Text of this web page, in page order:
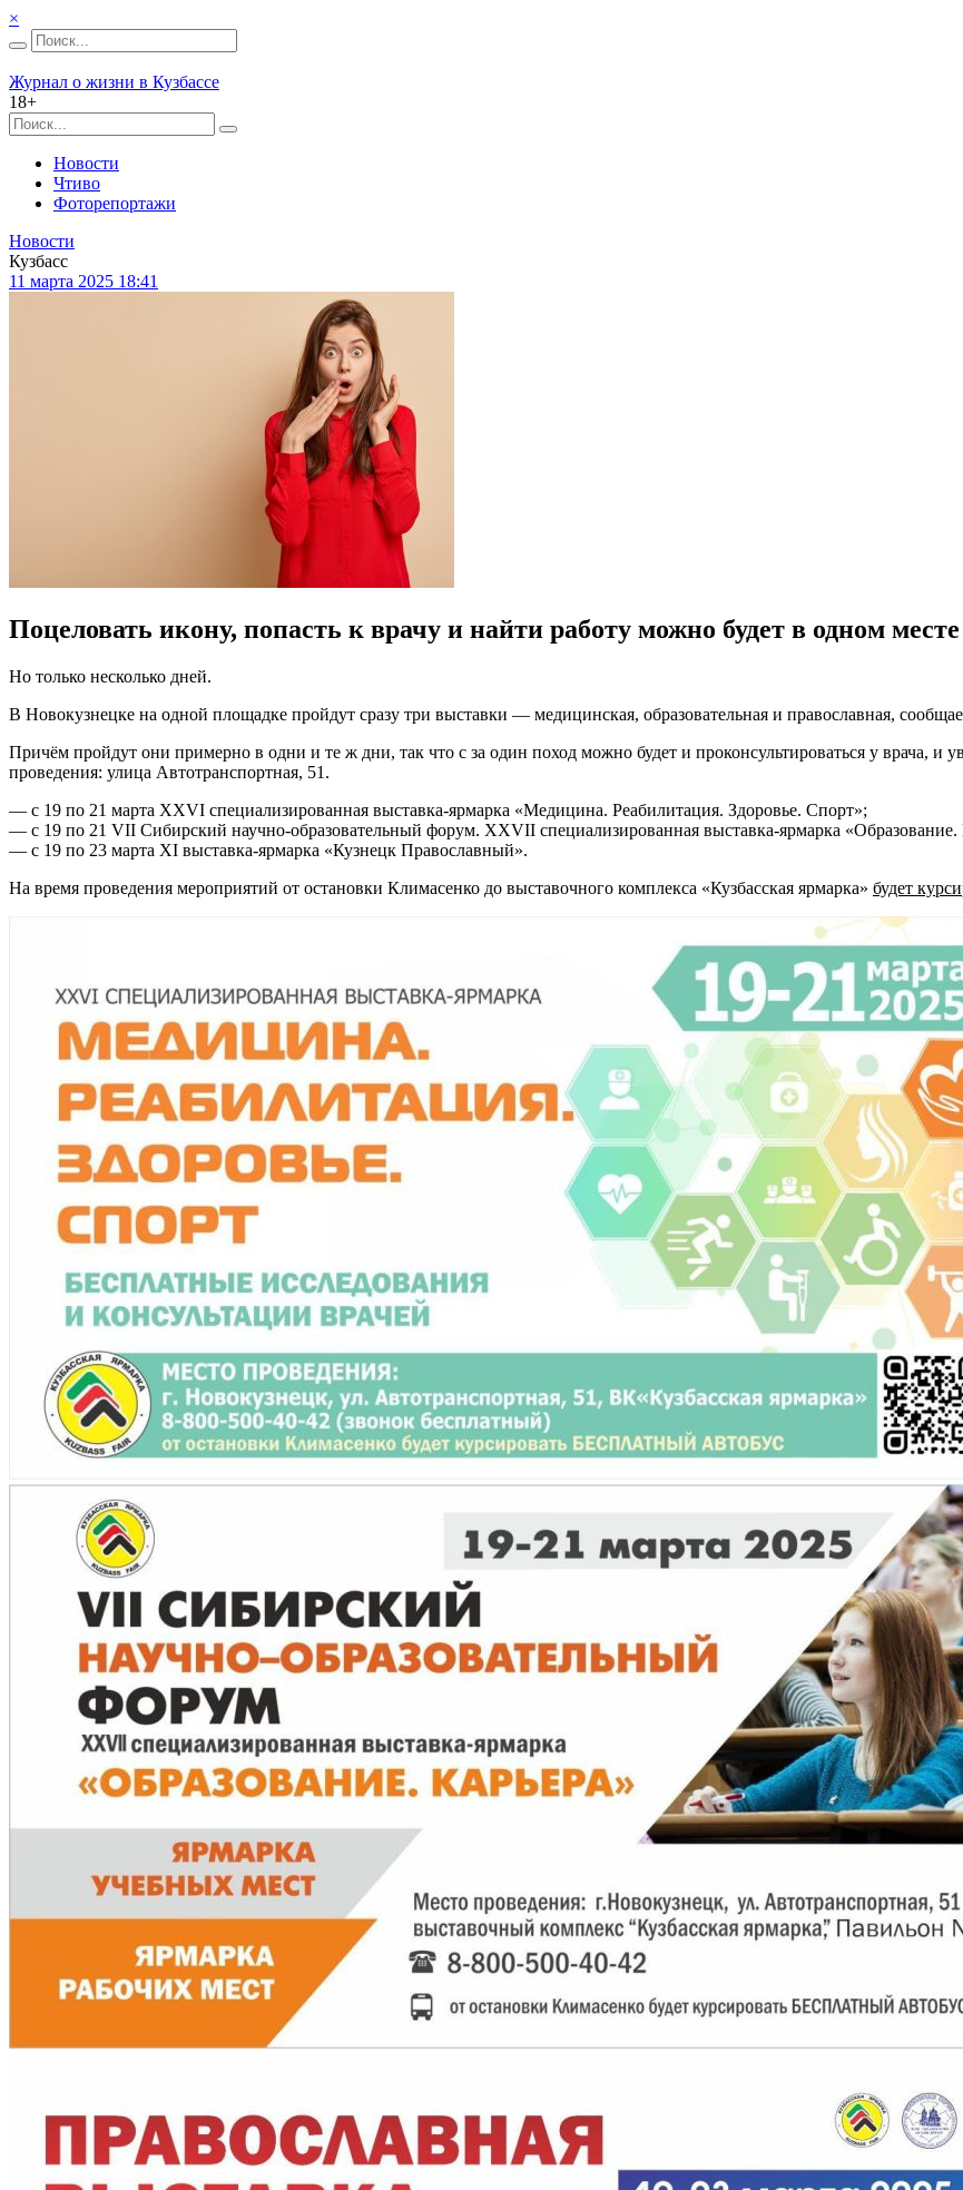
×
Журнал о жизни в Кузбассе
18+
Новости
Чтиво
Фоторепортажи
Новости
Кузбасс
11 марта 2025 18:41
Поцеловать икону, попасть к врачу и найти работу можно будет в одном месте
Но только несколько дней.
В Новокузнецке на одной площадке пройдут сразу три выставки — медицинская, образовательная и православная,
Причём пройдут они примерно в одни и те ж дни, так что с за один поход можно будет и проконсультироваться у врача, и
проведения: улица Автотранспортная, 51.
— с 19 по 21 марта ХХVI специализированная выставка-ярмарка «Медицина. Реабилитация. Здоровье. Спорт»;
— с 19 по 21 VII Сибирский научно-образовательный форум. XXVII специализированная выставка-ярмарка «Образование.
— с 19 по 23 марта XI выставка-ярмарка «Кузнецк Православный».
На время проведения мероприятий от остановки Климасенко до выставочного комплекса «Кузбасская ярмарка» будет